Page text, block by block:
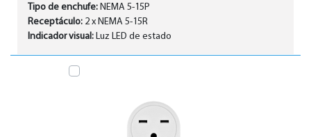
Tipo de enchufe: NEMA 5-15P
Receptáculo: 2 x NEMA 5-15R
Indicador visual: Luz LED de estado